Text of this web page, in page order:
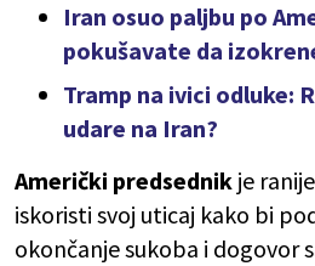
Iran osuo paljbu po
pokušavate da
Tramp na ivici odluke:
udare na Iran?
Američki predsednik je
iskoristi svoj uticaj kako bi
okončanje sukoba i dogovor